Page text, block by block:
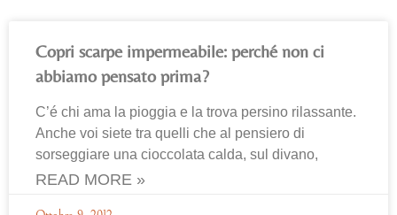
Copri scarpe impermeabile: perché non ci
abbiamo pensato prima?
C’é chi ama la pioggia e la trova persino rilassante.
Anche voi siete tra quelli che al pensiero di
sorseggiare una cioccolata calda, sul divano,
READ MORE »